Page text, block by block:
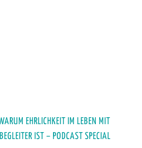
EHRLICHKEIT IM LEBEN MIT
IST – PODCAST SPECIAL